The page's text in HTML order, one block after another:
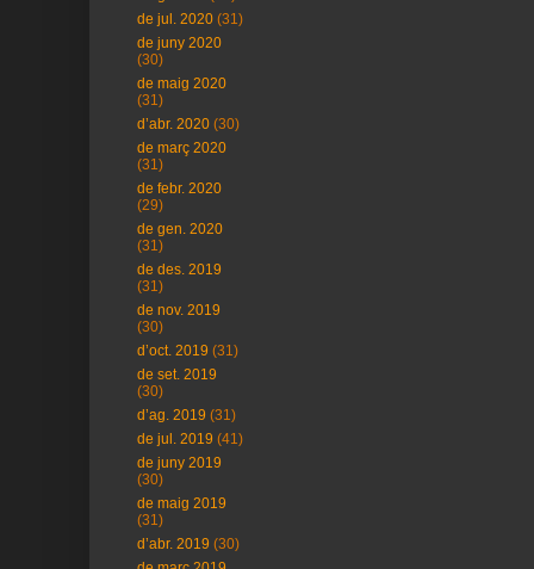
de jul. 2020 (31)
de juny 2020
(30)
de maig 2020
(31)
d’abr. 2020 (30)
de març 2020
(31)
de febr. 2020
(29)
de gen. 2020
(31)
de des. 2019
(31)
de nov. 2019
(30)
d’oct. 2019 (31)
de set. 2019
(30)
d’ag. 2019 (31)
de jul. 2019 (41)
de juny 2019
(30)
de maig 2019
(31)
d’abr. 2019 (30)